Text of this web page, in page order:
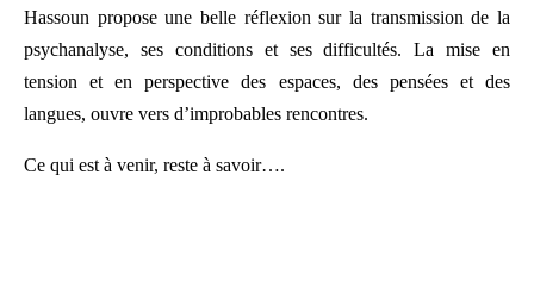
Hassoun propose une belle réflexion sur la transmission de la
psychanalyse, ses conditions et ses difficultés. La mise en
tension et en perspective des espaces, des pensées et des
langues, ouvre vers d’improbables rencontres.
Ce qui est à venir, reste à savoir….